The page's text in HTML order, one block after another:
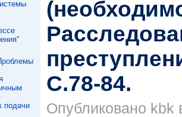
подачи
С.78-84.
Опубликовано kbk